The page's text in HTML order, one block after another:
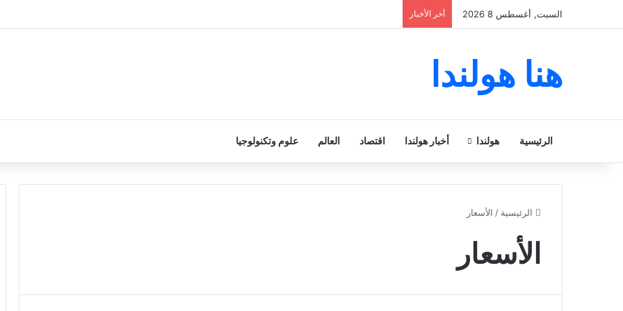
السبت, أغسطس 8 2026 أخر الأخبار
هنا هولندا
الرئيسية هولندا أخبار هولندا اقتصاد العالم علوم وتكنولوجيا
الرئيسية / الأسعار
الأسعار